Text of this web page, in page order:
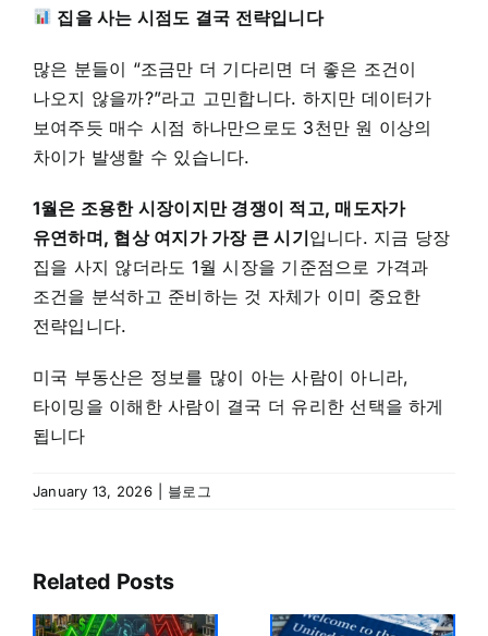
집을 사는 시점도 결국 전략입니다
많은 분들이 “조금만 더 기다리면 더 좋은 조건이
나오지 않을까?”라고 고민합니다. 하지만 데이터가
보여주듯 매수 시점 하나만으로도 3천만 원 이상의
차이가 발생할 수 있습니다.
1월은 조용한 시장이지만 경쟁이 적고, 매도자가
유연하며, 협상 여지가 가장 큰 시기입니다. 지금 당장
집을 사지 않더라도 1월 시장을 기준점으로 가격과
조건을 분석하고 준비하는 것 자체가 이미 중요한
전략입니다.
미국 부동산은 정보를 많이 아는 사람이 아니라,
타이밍을 이해한 사람이 결국 더 유리한 선택을 하게
됩니다
January 13, 2026 블로그
Related Posts